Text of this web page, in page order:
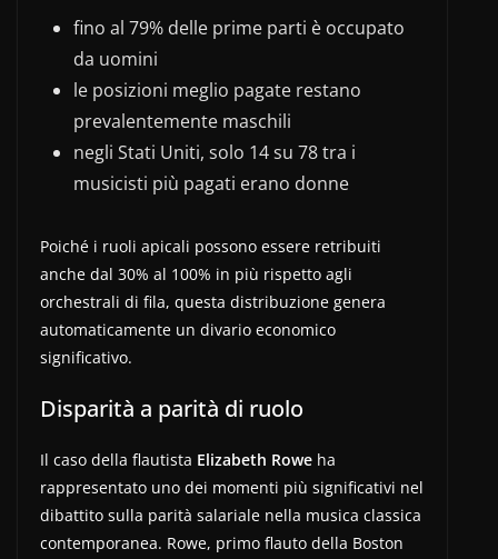
fino al 79% delle prime parti è occupato
da uomini
le posizioni meglio pagate restano
prevalentemente maschili
negli Stati Uniti, solo 14 su 78 tra i
musicisti più pagati erano donne
Poiché i ruoli apicali possono essere retribuiti
anche dal 30% al 100% in più rispetto agli
orchestrali di fila, questa distribuzione genera
automaticamente un divario economico
significativo.
Disparità a parità di ruolo
Il caso della flautista Elizabeth Rowe ha
rappresentato uno dei momenti più significativi nel
dibattito sulla parità salariale nella musica classica
contemporanea. Rowe, primo flauto della Boston